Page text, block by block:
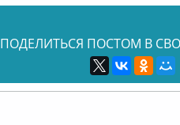
ПОДЕЛИТЬСЯ ПОСТОМ В